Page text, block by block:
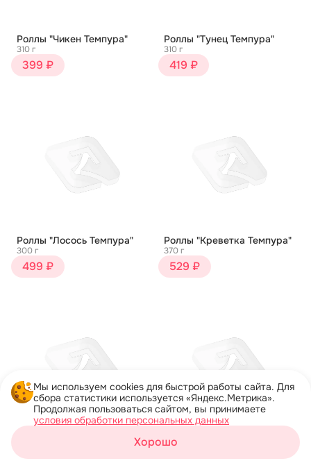
Мы используем cookies для быстрой работы сайта. Для
сбора статистики используется «Яндекс.Метрика».
Продолжая пользоваться сайтом, вы принимаете
условия обработки персональных данных
Хорошо
Каталог Акции Профиль
Роллы "Чикен Темпура"
310 г
399 ₽
Роллы "Тунец Темпура"
310 г
419 ₽
Роллы "Лосось Темпура"
300 г
499 ₽
Роллы "Креветка Темпура"
370 г
529 ₽
Роллы "Креветка и Краб"
Темпура
Роллы "Угорь Темпура"